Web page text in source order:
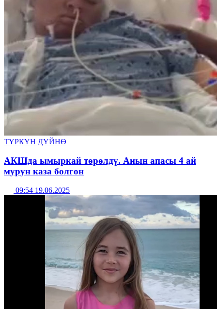
ТҮРКҮН ДҮЙНӨ
АКШда ымыркай төрөлдү. Анын апасы 4 ай
мурун каза болгон
09:54 19.06.2025